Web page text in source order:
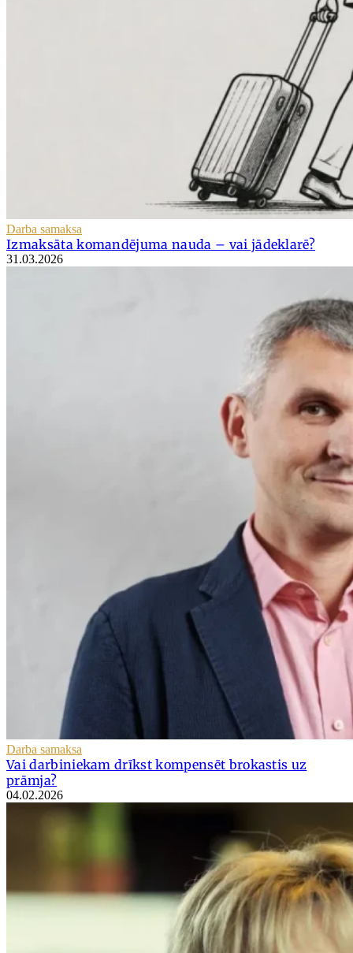
Darba samaksa
Izmaksāta komandējuma nauda – vai jādeklarē?
31.03.2026
Darba samaksa
Vai darbiniekam drīkst kompensēt brokastis uz
prāmja?
04.02.2026